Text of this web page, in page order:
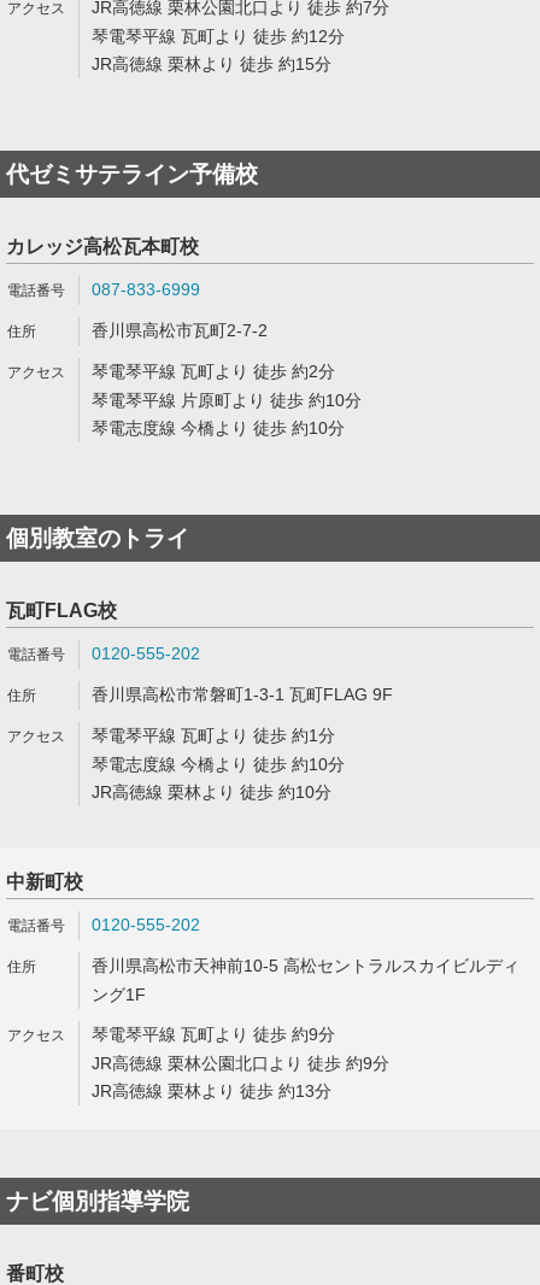
JR高徳線 栗林公園北口より 徒歩 約7分
琴電琴平線 瓦町より 徒歩 約12分
JR高徳線 栗林より 徒歩 約15分
代ゼミサテライン予備校
カレッジ高松瓦本町校
087-833-6999
香川県高松市瓦町2-7-2
琴電琴平線 瓦町より 徒歩 約2分
琴電琴平線 片原町より 徒歩 約10分
琴電志度線 今橋より 徒歩 約10分
個別教室のトライ
瓦町FLAG校
0120-555-202
香川県高松市常磐町1-3-1 瓦町FLAG 9F
琴電琴平線 瓦町より 徒歩 約1分
琴電志度線 今橋より 徒歩 約10分
JR高徳線 栗林より 徒歩 約10分
中新町校
0120-555-202
香川県高松市天神前10-5 高松セントラルスカイビルディ
ング1F
琴電琴平線 瓦町より 徒歩 約9分
JR高徳線 栗林公園北口より 徒歩 約9分
JR高徳線 栗林より 徒歩 約13分
ナビ個別指導学院
番町校